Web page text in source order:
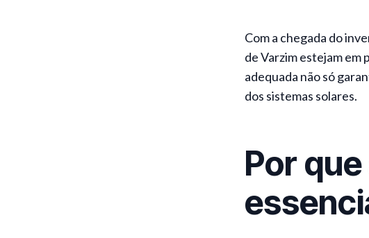
Com a chegada do
de Varzim estejam
adequada não só
dos sistemas solares.
Por